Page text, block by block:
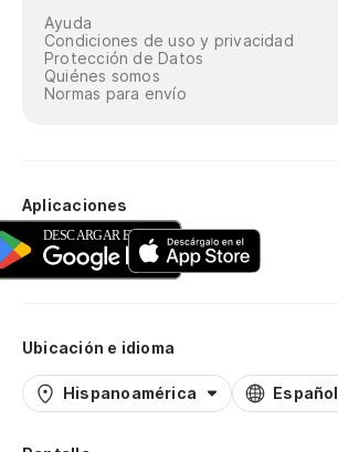
Ayuda
Condiciones de uso y privacidad
Protección de Datos
Quiénes somos
Normas para envío
Aplicaciones
Ubicación e idioma
Hispanoamérica Español